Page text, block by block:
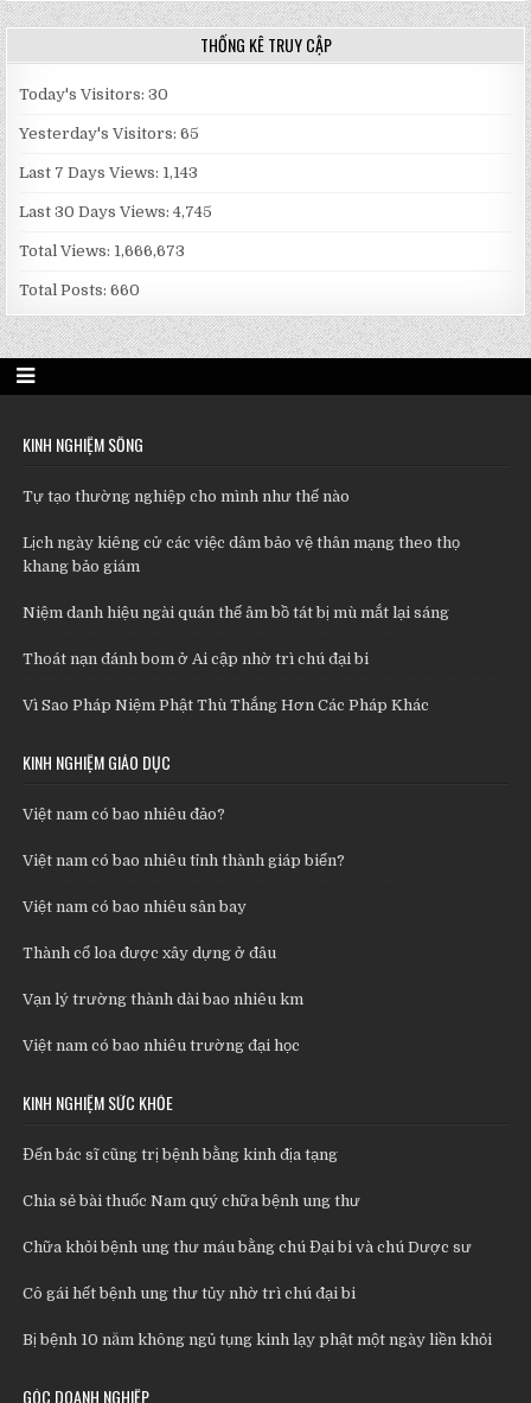
THỐNG KÊ TRUY CẬP
Today's Visitors:30
Yesterday's Visitors:65
Last 7 Days Views: 1,143
Last 30 Days Views:4,745
Total Views: 1,666,673
Total Posts:660
KINH NGHIỆM SỐNG
Tự tạo thường nghiệp cho mình như thế nào
Lịch ngày kiêng cử các việc dâm bảo vệ thân mạng theo thọ
khang bảo giám
Niệm danh hiệu ngài quán thế âm bồ tát bị mù mắt lại sáng
Thoát nạn đánh bom ở Ai cập nhờ trì chú đại bi
Vì Sao Pháp Niệm Phật Thù Thắng Hơn Các Pháp Khác
KINH NGHIỆM GIÁO DỤC
Việt nam có bao nhiêu đảo?
Việt nam có bao nhiêu tỉnh thành giáp biển?
Việt nam có bao nhiêu sân bay
Thành cổ loa được xây dựng ở đâu
Vạn lý trường thành dài bao nhiêu km
Việt nam có bao nhiêu trường đại học
KINH NGHIỆM SỨC KHỎE
Đến bác sĩ cũng trị bệnh bằng kinh địa tạng
Chia sẻ bài thuốc Nam quý chữa bệnh ung thư
Chữa khỏi bệnh ung thư máu bằng chú Đại bi và chú Dược sư
Cô gái hết bệnh ung thư tủy nhờ trì chú đại bi
Bị bệnh 10 năm không ngủ tụng kinh lạy phật một ngày liền khỏi
GÓC DOANH NGHIỆP